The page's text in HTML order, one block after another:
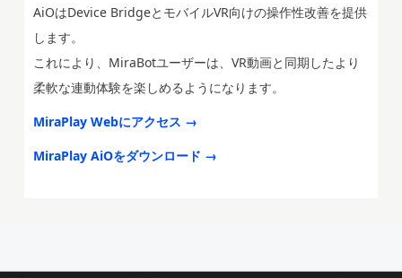
AiOはDevice BridgeとモバイルVR向けの操作性改善を提供
します。
これにより、MiraBotユーザーは、VR動画と同期したより
柔軟な連動体験を楽しめるようになります。
MiraPlay Webにアクセス →
MiraPlay AiOをダウンロード →